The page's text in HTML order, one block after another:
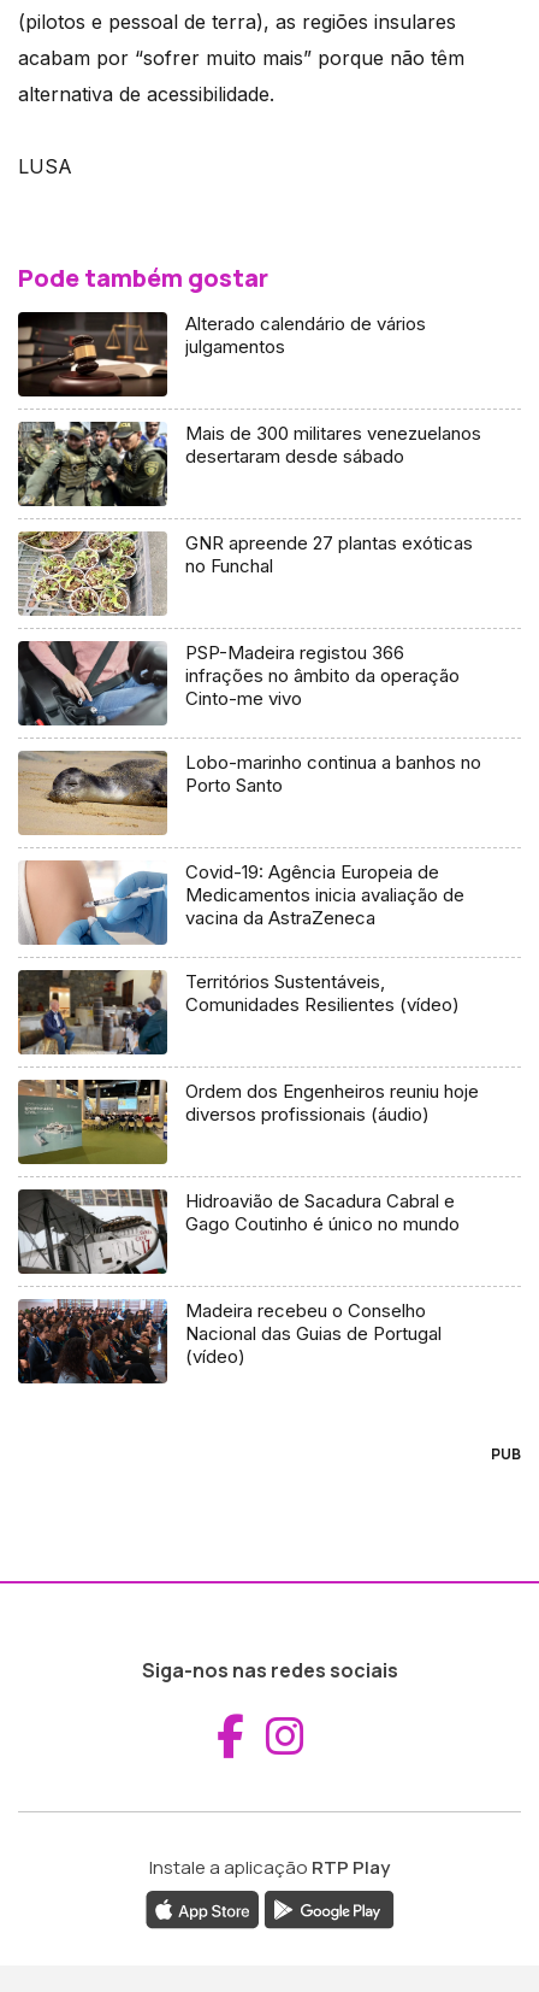
(pilotos e pessoal de terra), as regiões insulares
acabam por “sofrer muito mais” porque não têm
alternativa de acessibilidade.
LUSA
Pode também gostar
Alterado calendário de vários
julgamentos
Mais de 300 militares venezuelanos
desertaram desde sábado
GNR apreende 27 plantas exóticas
no Funchal
PSP-Madeira registou 366
infrações no âmbito da operação
Cinto-me vivo
Lobo-marinho continua a banhos no
Porto Santo
Covid-19: Agência Europeia de
Medicamentos inicia avaliação de
vacina da AstraZeneca
Territórios Sustentáveis,
Comunidades Resilientes (vídeo)
Ordem dos Engenheiros reuniu hoje
diversos profissionais (áudio)
Hidroavião de Sacadura Cabral e
Gago Coutinho é único no mundo
Madeira recebeu o Conselho
Nacional das Guias de Portugal
(vídeo)
PUB
Siga-nos nas redes sociais
Aceder ao
Instale a aplicação RTP Play